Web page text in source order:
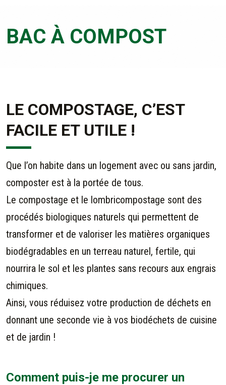
BAC À COMPOST
LE COMPOSTAGE, C’EST
FACILE ET UTILE !
Que l’on habite dans un logement avec ou sans jardin,
composter est à la portée de tous.
Le compostage et le lombricompostage sont des
procédés biologiques naturels qui permettent de
transformer et de valoriser les matières organiques
biodégradables en un terreau naturel, fertile, qui
nourrira le sol et les plantes sans recours aux engrais
chimiques.
Ainsi, vous réduisez votre production de déchets en
donnant une seconde vie à vos biodéchets de cuisine
et de jardin !
Comment puis-je me procurer un